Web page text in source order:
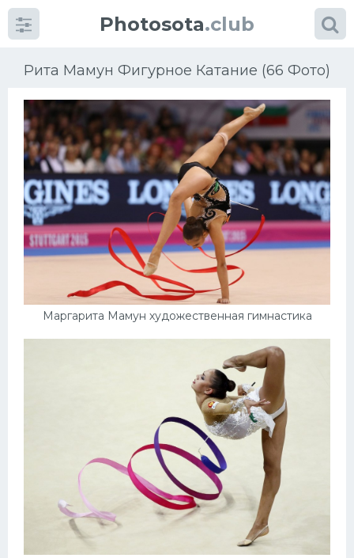
Photosota.club
Рита Мамун Фигурное Катание (66 Фото)
Маргарита Мамун художественная гимнастика
КатегорииФото
Еще картинки...
Баскетбол
Хоккей